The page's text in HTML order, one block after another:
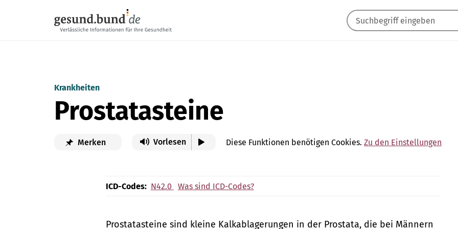
Krankheiten
Prostatasteine
Merken Vorlesen Diese Funktionen benötigen Cookies.Zu den Einstellungen
ICD-Codes: N42.0 Was sind ICD-Codes?
Prostatasteine sind kleine Kalkablagerungen in der Prostata, die bei Männern